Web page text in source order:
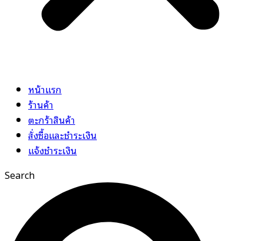
หน้าแรก
ร้านค้า
ตะกร้าสินค้า
สั่งซื้อและชำระเงิน
แจ้งชำระเงิน
Search